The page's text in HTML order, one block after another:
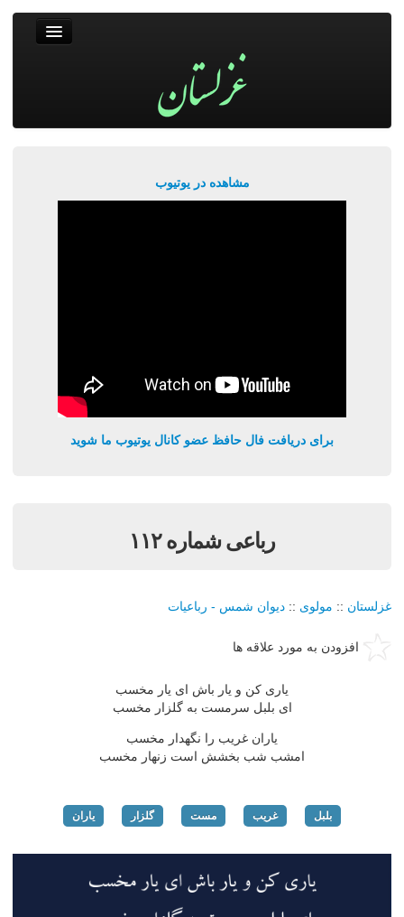
مشاهده در یوتیوب
برای دریافت فال حافظ عضو کانال یوتیوب ما شوید
رباعی شماره ۱۱۲
غزلستان :: مولوی :: دیوان شمس - رباعیات
افزودن به مورد علاقه ها
یاری کن و یار باش ای یار مخسب
ای بلبل سرمست به گلزار مخسب
یاران غریب را نگهدار مخسب
امشب شب بخشش است زنهار مخسب
بلبل غریب مست گلزار یاران